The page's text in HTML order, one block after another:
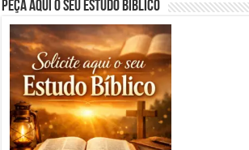
Peça aqui o seu Estudo Bíblico